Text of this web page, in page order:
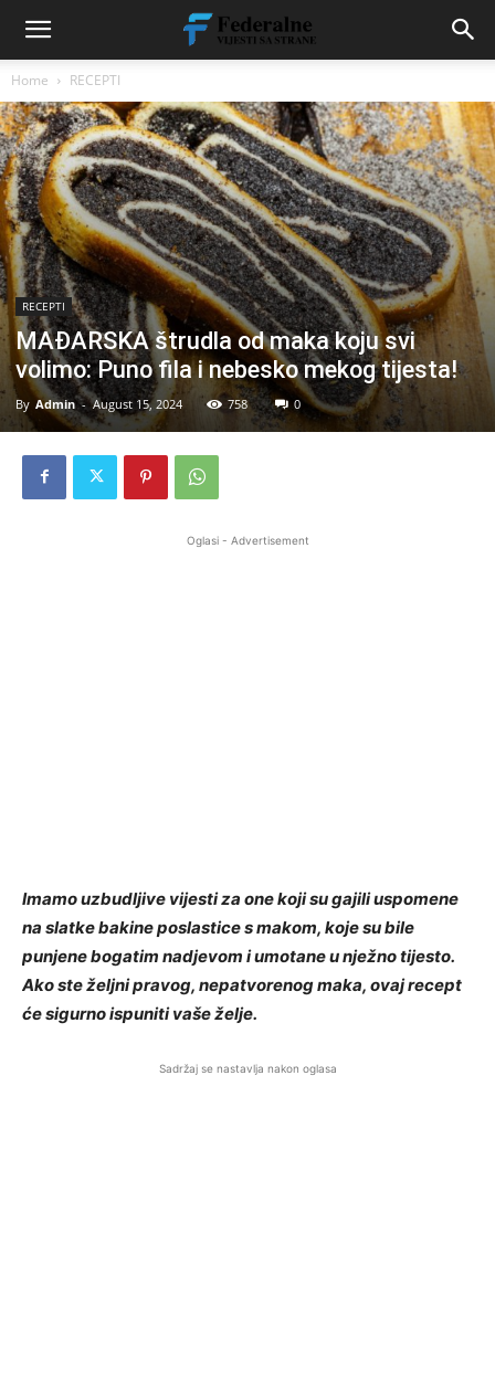
Home RECEPTI
RECEPTI
MAĐARSKA štrudla od maka koju svi
volimo: Puno fila i nebesko mekog tijesta!
By Admin - August 15, 2024 758 0
Oglasi - Advertisement
Imamo uzbudljive vijesti za one koji su gajili uspomene
na slatke bakine poslastice s makom, koje su bile
punjene bogatim nadjevom i umotane u nježno tijesto.
Ako ste željni pravog, nepatvorenog maka, ovaj recept
će sigurno ispuniti vaše želje.
Sadržaj se nastavlja nakon oglasa